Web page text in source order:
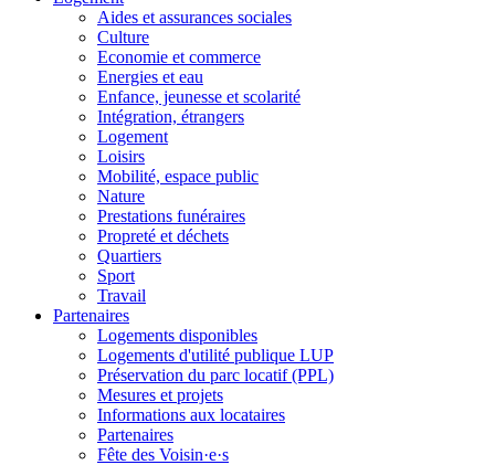
Aides et assurances sociales
Culture
Economie et commerce
Energies et eau
Enfance, jeunesse et scolarité
Intégration, étrangers
Logement
Loisirs
Mobilité, espace public
Nature
Prestations funéraires
Propreté et déchets
Quartiers
Sport
Travail
Partenaires
Logements disponibles
Logements d'utilité publique LUP
Préservation du parc locatif (PPL)
Mesures et projets
Informations aux locataires
Partenaires
Fête des Voisin·e·s